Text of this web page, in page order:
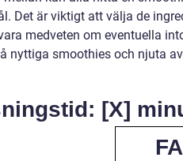
Det är viktigt att välja de
medveten om eventuella
nyttiga smoothies och njuta
[X]